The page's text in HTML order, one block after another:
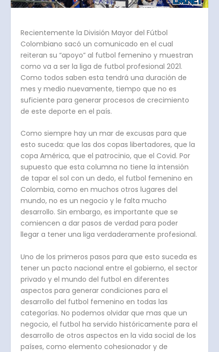
Recientemente la División Mayor del Fútbol
Colombiano sacó un comunicado en el cual
reiteran su “apoyo” al futbol femenino y muestran
como va a ser la liga de futbol profesional 2021.
Como todos saben esta tendrá una duración de
mes y medio nuevamente, tiempo que no es
suficiente para generar procesos de crecimiento
de este deporte en el país.
Como siempre hay un mar de excusas para que
esto suceda: que las dos copas libertadores, que la
copa América, que el patrocinio, que el Covid. Por
supuesto que esta columna no tiene la intensión
de tapar el sol con un dedo, el futbol femenino en
Colombia, como en muchos otros lugares del
mundo, no es un negocio y le falta mucho
desarrollo. Sin embargo, es importante que se
comiencen a dar pasos de verdad para poder
llegar a tener una liga verdaderamente profesional.
Uno de los primeros pasos para que esto suceda es
tener un pacto nacional entre el gobierno, el sector
privado y el mundo del futbol en diferentes
aspectos para generar condiciones para el
desarrollo del futbol femenino en todas las
categorías. No podemos olvidar que mas que un
negocio, el futbol ha servido históricamente para el
desarrollo de otros aspectos en la vida social de los
países, como elemento cohesionador y de